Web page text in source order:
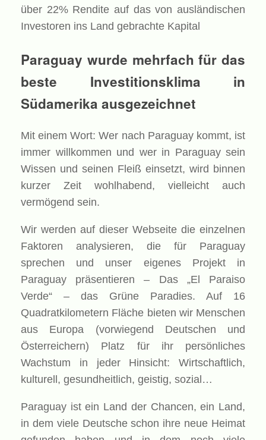
über 22% Rendite auf das von ausländischen
Investoren ins Land gebrachte Kapital
Paraguay wurde mehrfach für das
beste Investitionsklima in
Südamerika ausgezeichnet
Mit einem Wort: Wer nach Paraguay kommt, ist
immer willkommen und wer in Paraguay sein
Wissen und seinen Fleiß einsetzt, wird binnen
kurzer Zeit wohlhabend, vielleicht auch
vermögend sein.
Wir werden auf dieser Webseite die einzelnen
Faktoren analysieren, die für Paraguay
sprechen und unser eigenes Projekt in
Paraguay präsentieren – Das „El Paraiso
Verde“ – das Grüne Paradies. Auf 16
Quadratkilometern Fläche bieten wir Menschen
aus Europa (vorwiegend Deutschen und
Österreichern) Platz für ihr persönliches
Wachstum in jeder Hinsicht: Wirtschaftlich,
kulturell, gesundheitlich, geistig, sozial…
Paraguay ist ein Land der Chancen, ein Land,
in dem viele Deutsche schon ihre neue Heimat